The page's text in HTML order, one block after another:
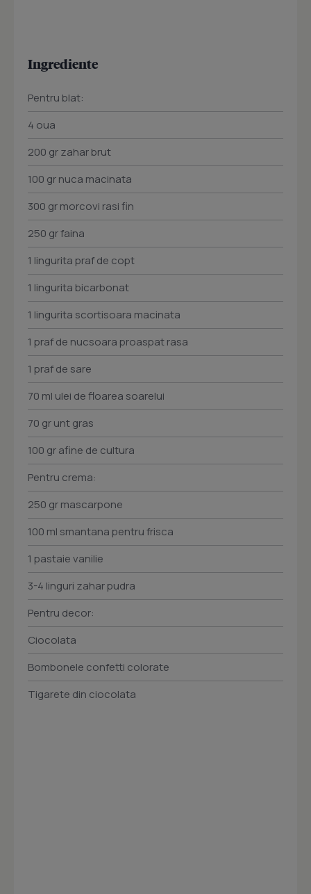
Ingrediente
Pentru blat:
4 oua
200 gr zahar brut
100 gr nuca macinata
300 gr morcovi rasi fin
250 gr faina
1 lingurita praf de copt
1 lingurita bicarbonat
1 lingurita scortisoara macinata
1 praf de nucsoara proaspat rasa
1 praf de sare
70 ml ulei de floarea soarelui
70 gr unt gras
100 gr afine de cultura
Pentru crema:
250 gr mascarpone
100 ml smantana pentru frisca
1 pastaie vanilie
3-4 linguri zahar pudra
Pentru decor:
Ciocolata
Bombonele confetti colorate
Tigarete din ciocolata